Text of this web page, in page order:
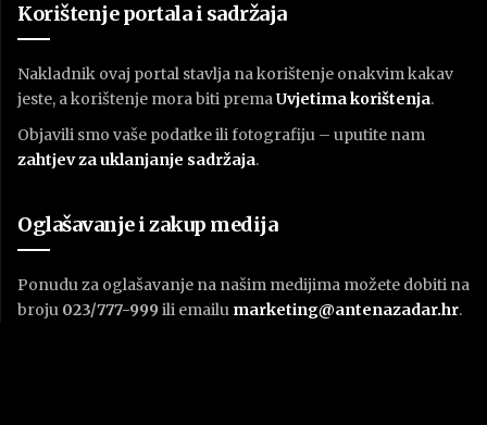
Korištenje portala i sadržaja
Nakladnik ovaj portal stavlja na korištenje onakvim kakav
jeste, a korištenje mora biti premaUvjetima korištenja.
Objavili smo vaše podatke ili fotografiju – uputite nam
zahtjev za uklanjanje sadržaja.
Oglašavanje i zakup medija
Ponudu za oglašavanje na našim medijima možete dobiti na
broju 023/777-999 ili emailu marketing@antenazadar.hr.